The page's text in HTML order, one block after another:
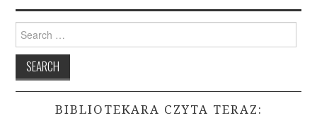
for:
BIBLIOTEKARA CZYTA TERAZ: